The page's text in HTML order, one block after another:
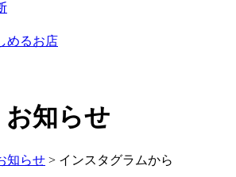
めるお店
お知らせ
知らせ > インスタグラムから